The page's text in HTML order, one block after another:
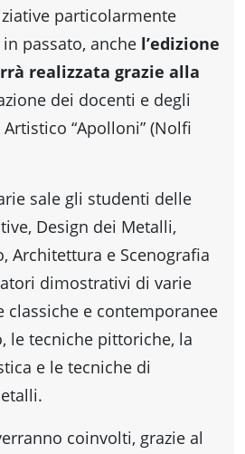
particolarmente
passato, anche l’edizione
realizzata grazie alla
dei docenti e degli
“Apolloni” (Nolfi
sale gli studenti delle
Design dei Metalli,
Architettura e Scenografia
dimostrativi di varie
classiche e contemporanee
le tecniche pittoriche, la
e le tecniche di
coinvolti, grazie al